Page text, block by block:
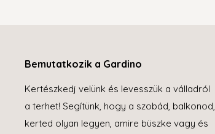
Bemutatkozik a Gardino
Kertészkedj velünk és levesszük a válladról
a terhet! Segítünk, hogy a szobád, balkonod,
kerted olyan legyen, amire büszke vagy és